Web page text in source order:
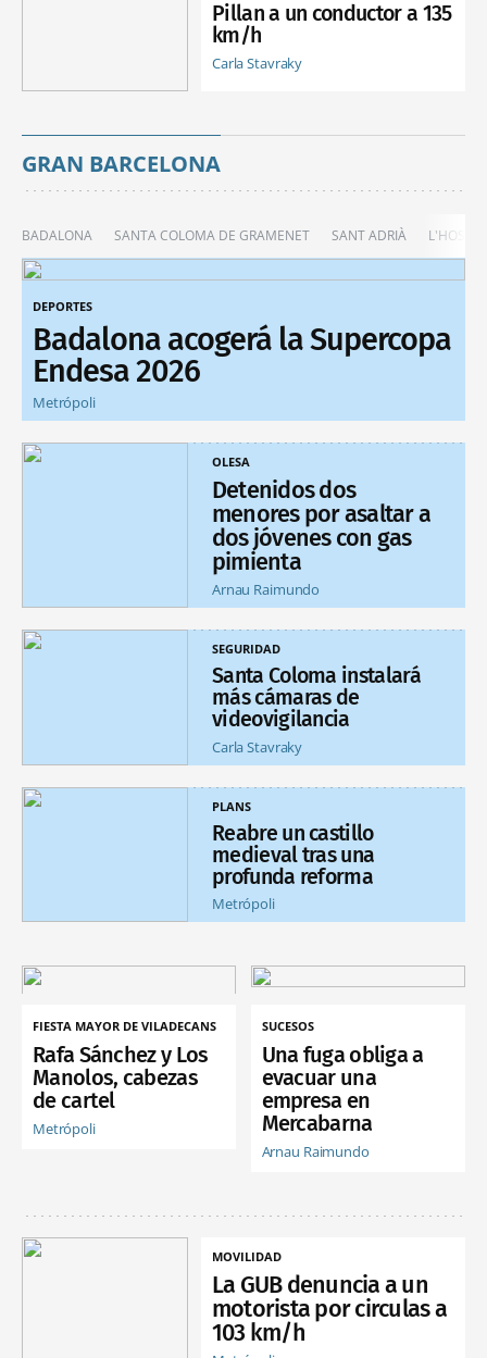
Pillan a un conductor a 135
km/h
Carla Stavraky
GRAN BARCELONA
BADALONA SANTA COLOMA DE GRAMENET SANT ADRIÀ
DEPORTES
Badalona acogerá la Supercopa
Endesa 2026
Metrópoli
OLESA
Detenidos dos
menores por asaltar a
dos jóvenes con gas
pimienta
Arnau Raimundo
SEGURIDAD
Santa Coloma instalará
más cámaras de
videovigilancia
Carla Stavraky
PLANS
Reabre un castillo
medieval tras una
profunda reforma
Metrópoli
FIESTA MAYOR DE VILADECANS
Rafa Sánchez y Los
Manolos, cabezas
de cartel
Metrópoli
SUCESOS
Una fuga obliga a
evacuar una
empresa en
Mercabarna
Arnau Raimundo
MOVILIDAD
La GUB denuncia a un
motorista por circulas a
103 km/h